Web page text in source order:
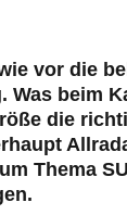
vor die
Was beim
die
Thema